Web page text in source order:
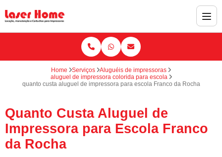
Home Serviços
Aluguéis de impressoras
aluguel de impressora colorida para escola
quanto custa aluguel de impressora para escola Franco da Rocha
Quanto Custa Aluguel de
Impressora para Escola Franco
da Rocha